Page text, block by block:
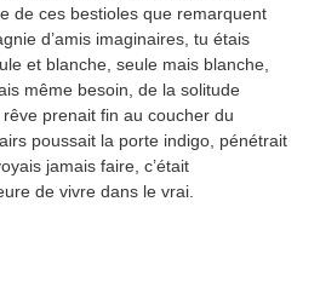
de ces bestioles que remarquent
d’amis imaginaires, tu étais
et blanche, seule mais blanche,
même besoin, de la solitude
prenait fin au coucher du
poussait la porte indigo, pénétrait
jamais faire, c’était
de vivre dans le vrai.